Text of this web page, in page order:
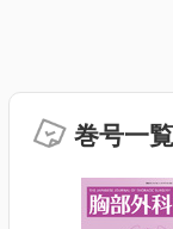
巻号一覧